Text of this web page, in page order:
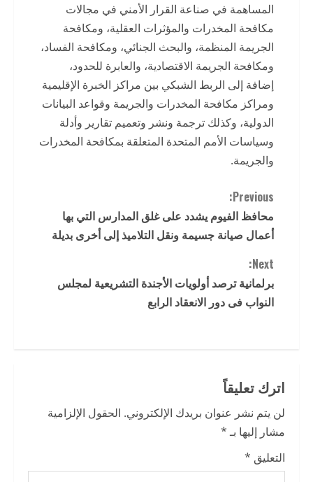
المساهمة في صناعة القرار الأمني في مجالات
مكافحة المخدرات والمؤثرات العقلية، ومكافحة
الجريمة المنظمة، والبحث الجنائي، ومكافحة الفساد،
ومكافحة الجريمة الاقتصادية، والعابرة للحدود،
إضافة إلى الربط الشبكي بين مراكز الخبرة الإقليمية
ومراكز مكافحة المخدرات والجريمة وقواعد البيانات
الدولية، وكذلك ترجمة ونشر وتعميم تقارير وأدلة
وسياسات الأمم المتحدة المتعلقة بمكافحة المخدرات
والجريمة.
C
o
n
t
u
e
R
e
Previous:
محافظ الفيوم يشدد على غلق المدارس التي بها
أعمال صيانة جسيمة ونقل التلاميذ إلى أخرى بديلة
Next:
برلمانية ترصد أولويات الأجندة التشريعية لمجلس
النواب فى دور الانعقاد الرابع
اترك تعليقاً
لن يتم نشر عنوان بريدك الإلكتروني. الحقول الإلزامية
مشار إليها بـ*
التعليق *